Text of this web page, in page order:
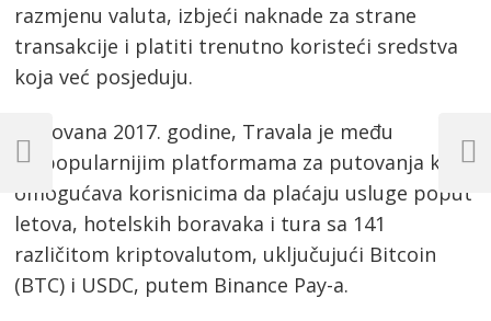
razmjenu valuta, izbjeći naknade za strane
transakcije i platiti trenutno koristeći sredstva
koja već posjeduju.
Osnovana 2017. godine, Travala je među
najpopularnijim platformama za putovanja koja
omogućava korisnicima da plaćaju usluge poput
letova, hotelskih boravaka i tura sa 141
različitom kriptovalutom, uključujući Bitcoin
(BTC) i USDC, putem Binance Pay-a.
Post
navigation
Previous
Next